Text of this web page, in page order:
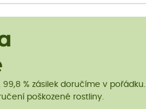
% zásilek doručíme v pořádku.
poškozené rostliny.